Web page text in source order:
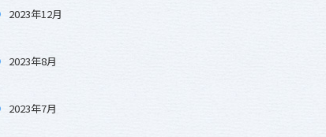
2023年12月
2023年8月
2023年7月